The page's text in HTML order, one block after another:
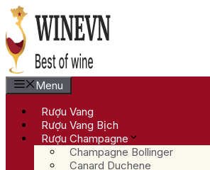
Chuyển
đến
nội
dung
Menu
Rượu Vang
Rượu Vang Bịch
Rượu Champagne
Champagne Bollinger
Canard Duchene